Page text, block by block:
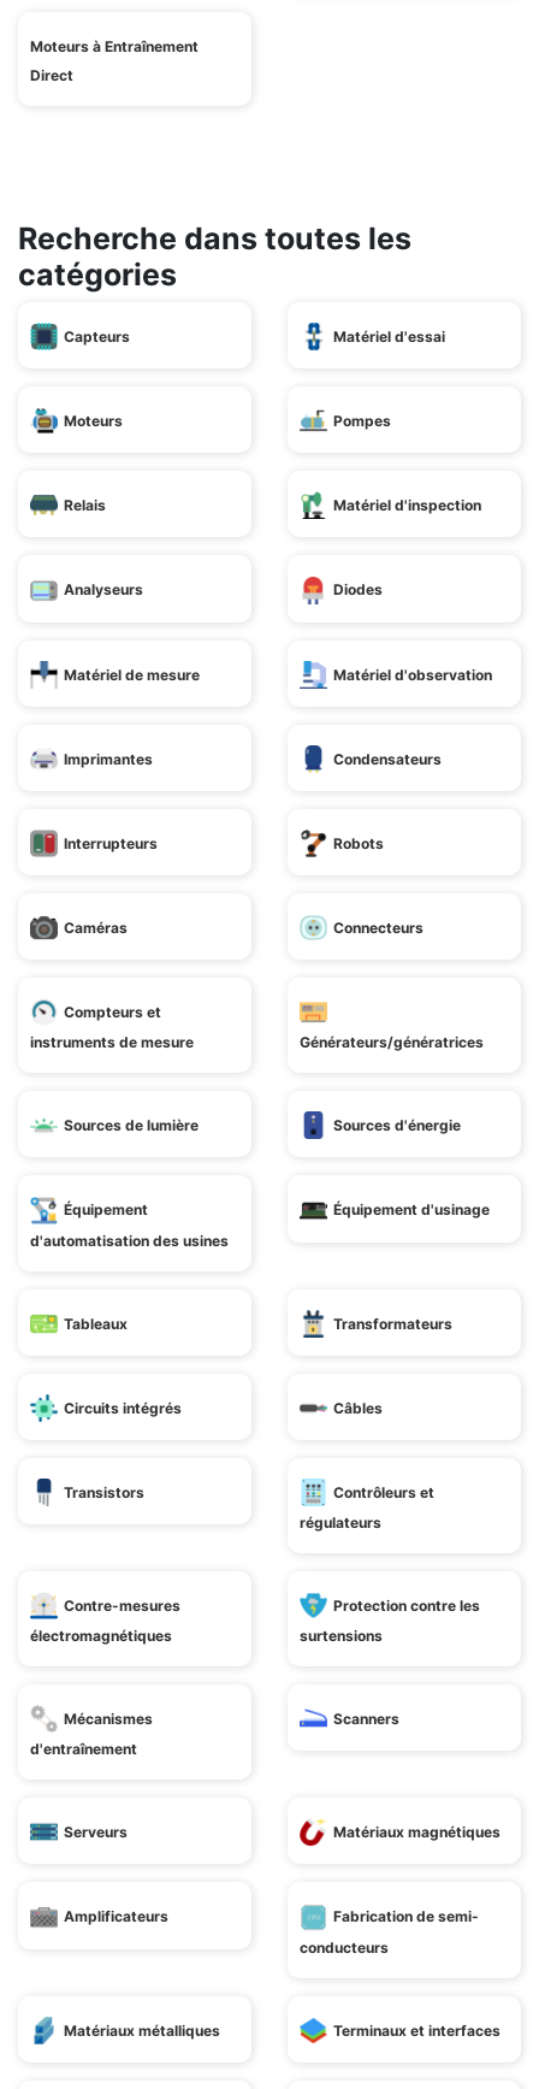
Moteurs à Entraînement
Direct
Recherche dans toutes les
catégories
Capteurs Matériel d'essai
Moteurs Pompes
Relais Matériel d'inspection
Analyseurs Diodes
Matériel de mesure Matériel d'observation
Imprimantes Condensateurs
Interrupteurs Robots
Caméras Connecteurs
Compteurs et
instruments de mesure
Générateurs/génératrices
Sources de lumière Sources d'énergie
Équipement
d'automatisation des usines
Équipement d'usinage
Tableaux Transformateurs
Circuits intégrés Câbles
Transistors
Contrôleurs et
régulateurs
Contre-mesures
électromagnétiques
Protection contre les
surtensions
Mécanismes
d'entraînement
Scanners
Serveurs Matériaux magnétiques
Amplificateurs
Fabrication de semi-
conducteurs
Matériaux métalliques Terminaux et interfaces